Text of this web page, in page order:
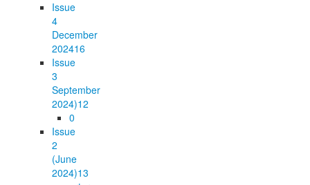
Issue
4
December
202416
Issue
3
September
2024)12
0
Issue
2
(June
2024)13